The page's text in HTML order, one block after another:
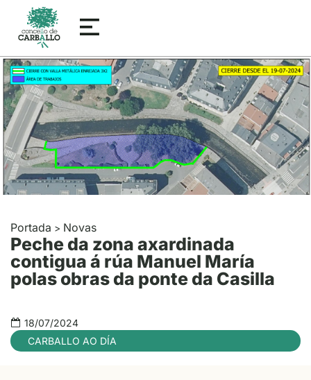
Portada > Novas
Peche da zona axardinada
contigua á rúa Manuel María
polas obras da ponte da Casilla
18/07/2024
CARBALLO AO DÍA